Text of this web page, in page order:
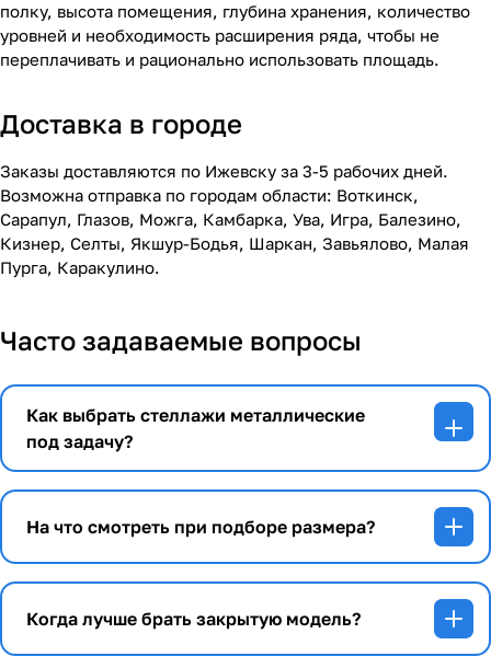
полку, высота помещения, глубина хранения, количество
уровней и необходимость расширения ряда, чтобы не
переплачивать и рационально использовать площадь.
Доставка в городе
Заказы доставляются по Ижевску за 3-5 рабочих дней.
Возможна отправка по городам области: Воткинск,
Сарапул, Глазов, Можга, Камбарка, Ува, Игра, Балезино,
Кизнер, Селты, Якшур-Бодья, Шаркан, Завьялово, Малая
Пурга, Каракулино.
Часто задаваемые вопросы
Как выбрать стеллажи металлические
под задачу?
На что смотреть при подборе размера?
Когда лучше брать закрытую модель?